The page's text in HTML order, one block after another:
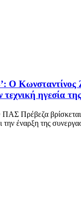
Ο Κωνσταντίνος
τεχνική ηγεσία
Πρέβεζα βρίσκεται
έναρξη της